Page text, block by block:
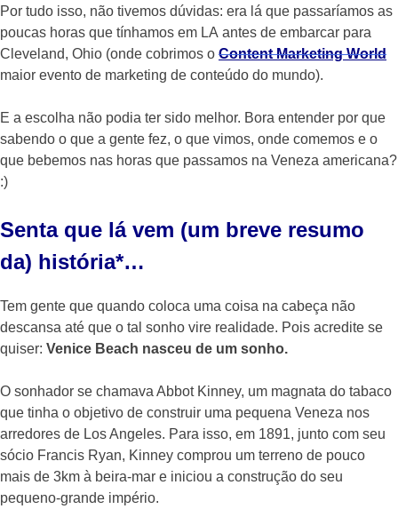
Por tudo isso, não tivemos dúvidas: era lá que passaríamos as
poucas horas que tínhamos em LA antes de embarcar para
Cleveland, Ohio (onde cobrimos o Content Marketing World
maior evento de marketing de conteúdo do mundo).
E a escolha não podia ter sido melhor. Bora entender por que
sabendo o que a gente fez, o que vimos, onde comemos e o
que bebemos nas horas que passamos na Veneza americana?
:)
Senta que lá vem (um breve resumo
da) história*…
Tem gente que quando coloca uma coisa na cabeça não
descansa até que o tal sonho vire realidade. Pois acredite se
quiser: Venice Beach nasceu de um sonho.
O sonhador se chamava Abbot Kinney, um magnata do tabaco
que tinha o objetivo de construir uma pequena Veneza nos
arredores de Los Angeles. Para isso, em 1891, junto com seu
sócio Francis Ryan, Kinney comprou um terreno de pouco
mais de 3km à beira-mar e iniciou a construção do seu
pequeno-grande império.